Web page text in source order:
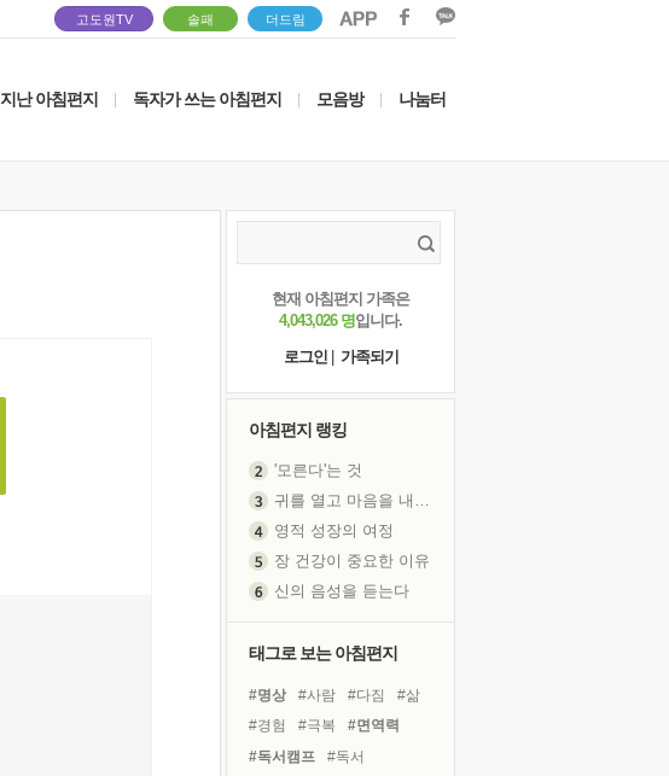
고도원TV 솔패 더드림
지난 아침편지 독자가 쓰는 아침편지 모음방 나눔터
현재 아침편지 가족은
4,043,026 명입니다.
로그인
가족되기
아침편지 랭킹
'모른다'는 것
영적 성장의 여정
장 건강이 중요한 이유
신의 음성을 듣는다
극과 극의 양 끝단
피해 갈 수 없는 사건들
처음 손을 잡았던 날
꿈이 실제가 되는 것
태그로 보는 아침편지
#명상 #사람 #다짐
#삶
#경험
#극복
#면역력
#독서캠프
#독서